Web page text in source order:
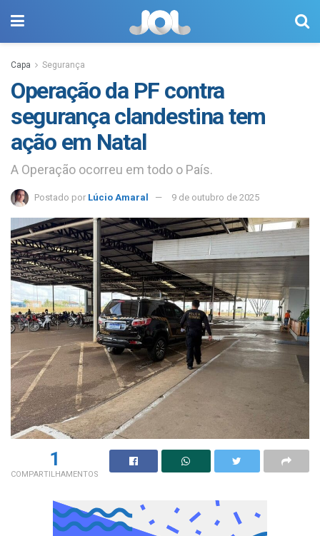
Capa Segurança
Operação da PF contra
segurança clandestina tem
ação em Natal
A Operação ocorreu em todo o País.
Postado por Lúcio Amaral 9 de outubro de 2025
1
COMPARTILHAMENTOS